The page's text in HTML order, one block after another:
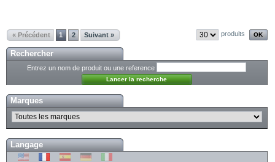
« Précédent 1 2 Suivant » produits
Rechercher
Entrez un nom de produit ou une reference
Marques
Langage